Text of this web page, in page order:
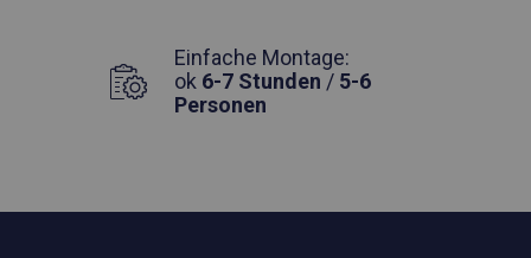
Einfache Montage:
ok 6-7 Stunden / 5-6
Personen